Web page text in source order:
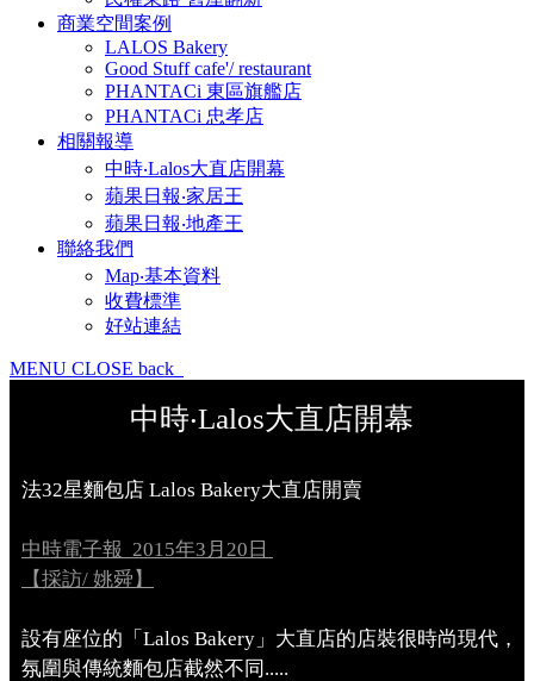
商業空間案例
LALOS Bakery
Good Stuff cafe'/ restaurant
PHANTACi 東區旗艦店
PHANTACi 忠孝店
相關報導
中時‧Lalos大直店開幕
蘋果日報‧家居王
蘋果日報‧地產王
聯絡我們
Map‧基本資料
收費標準
好站連結
MENU CLOSE back
中時‧Lalos大直店開幕
法32星麵包店 Lalos Bakery大直店開賣
中時電子報 2015年3月20日
【採訪/ 姚舜】
設有座位的「Lalos Bakery」大直店的店裝很時尚現代，
氛圍與傳統麵包店截然不同.....